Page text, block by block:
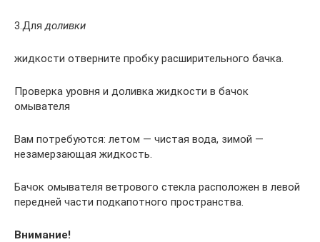
3.Длядоливки
жидкости отверните пробку расширительного бачка.
Проверка уровня и доливка жидкости в бачок
омывателя
Вам потребуются: летом — чистая вода, зимой —
незамерзающая жидкость.
Бачок омывателя ветрового стекла расположен в левой
передней части подкапотного пространства.
Внимание!